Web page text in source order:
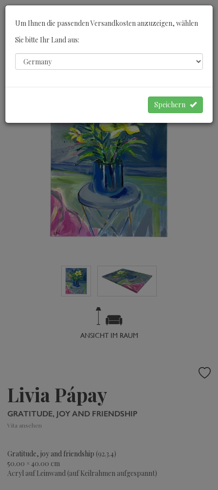
ANSICHT IM RAUM
Livia Pápay
GRATITUDE, JOY AND FRIENDSHIP
Vita ansehen
Gratitude, joy and friendship (92.3.4)
50.00 × 40.00 cm
Acryl auf Leinwand (auf Keilrahmen aufgespannt)
Um Ihnen die passenden Versandkosten anzuzeigen, wählen
Sie bitte Ihr Land aus:
Speichern